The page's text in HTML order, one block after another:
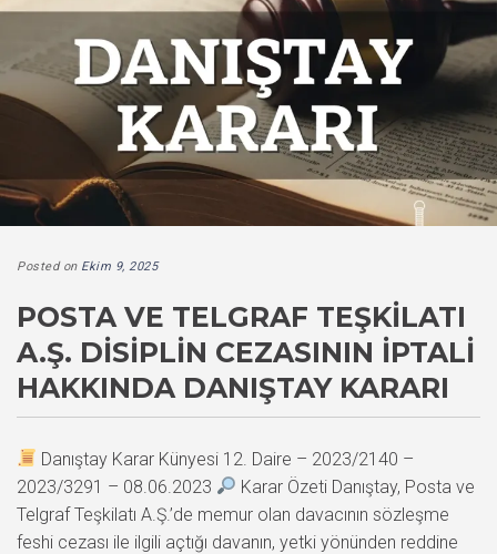
Posted on Ekim 9, 2025
POSTA VE TELGRAF TEŞKILATI
A.Ş. DISIPLIN CEZASININ İPTALI
HAKKINDA DANIŞTAY KARARI
Danıştay Karar Künyesi 12. Daire – 2023/2140 –
2023/3291 – 08.06.2023
Karar Özeti Danıştay, Posta ve
Telgraf Teşkilatı A.Ş.’de memur olan davacının sözleşme
feshi cezası ile ilgili açtığı davanın, yetki yönünden reddine